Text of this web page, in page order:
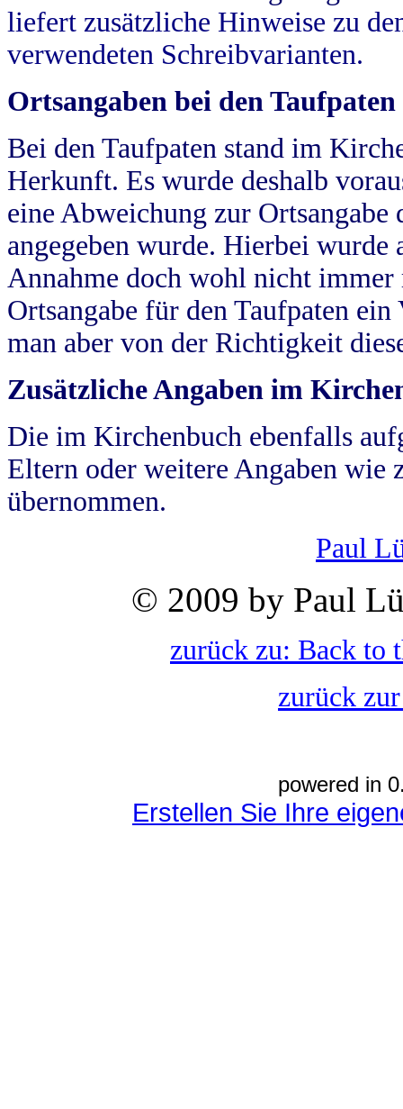
liefert zusätzliche Hinweise zu
verwendeten Schreibvarianten.
Ortsangaben bei den Taufpaten
Bei den Taufpaten stand im
Herkunft. Es wurde deshalb
eine Abweichung zur
angegeben wurde. Hierbei wurde
Annahme doch wohl nicht
Ortsangabe für den Taufpaten
man aber von der Richtigkeit
Zusätzliche Angaben im
Die im Kirchenbuch ebenfalls
Eltern oder weitere Angaben wie
übernommen.
Paul
© 2009 by Paul
zurück zu: Back to
zurück
powered in
Erstellen Sie Ihre